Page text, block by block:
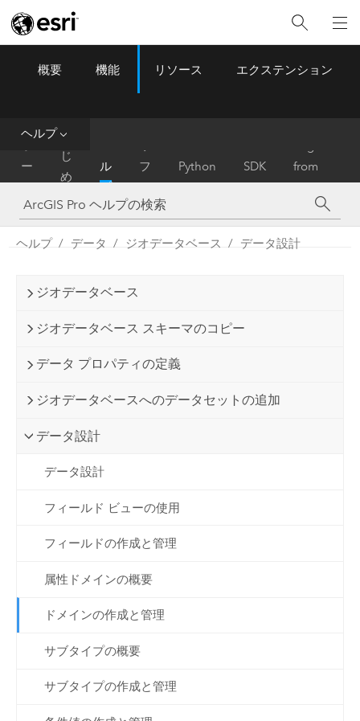
ArcGIS Pro Menu
概要 機能 リソース エクステンション
ヘルプ
ー
ム
は
じ
め
に
ル
プ
フ
ァ
レ
ン
ス
Python SDK
from
ArcMap
ヘルプ データ ジオデータベース データ設計
ジオデータベース
ジオデータベース スキーマのコピー
データ プロパティの定義
ジオデータベースへのデータセットの追加
データ設計
データ設計
フィールド ビューの使用
フィールドの作成と管理
属性ドメインの概要
ドメインの作成と管理
サブタイプの概要
サブタイプの作成と管理